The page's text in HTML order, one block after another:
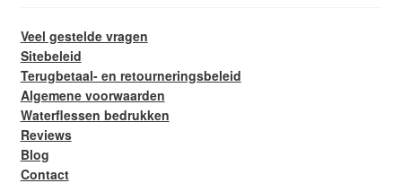
Veel gestelde vragen
Sitebeleid
Terugbetaal- en retourneringsbeleid
Algemene voorwaarden
Waterflessen bedrukken
Reviews
Blog
Contact